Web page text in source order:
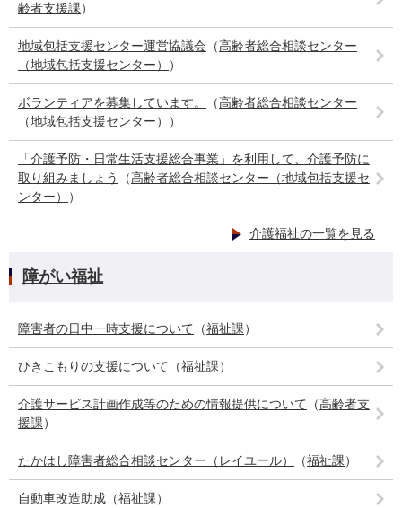
齢者支援課）
地域包括支援センター運営協議会 （高齢者総合相談センター
（地域包括支援センター）
）
ボランティアを募集しています。 （高齢者総合相談センター
（地域包括支援センター）
）
「介護予防・日常生活支援総合事業」を利用して、介護予防に
取り組みましょう
（高齢者総合相談センター（地域包括支援セ
ンター）
）
介護福祉の一覧を見る
障がい福祉
障害者の日中一時支援について （福祉課）
ひきこもりの支援について （福祉課）
介護サービス計画作成等のための情報提供について （高齢者支
援課）
たかはし障害者総合相談センター（レイユール） （福祉課）
自動車改造助成 （福祉課）